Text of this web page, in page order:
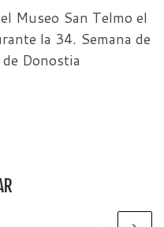
Museo San Telmo el
la 34. Semana de
Donostia